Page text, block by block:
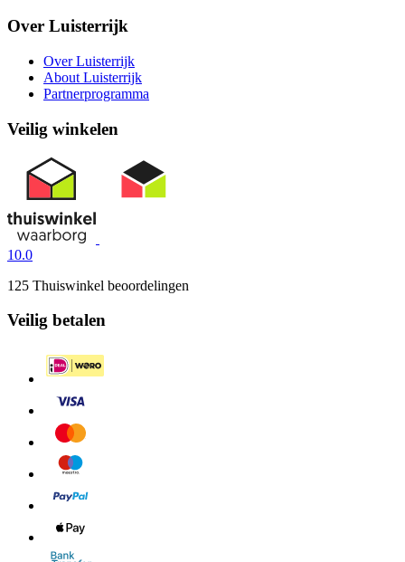
Over Luisterrijk
Over Luisterrijk
About Luisterrijk
Partnerprogramma
Veilig winkelen
10.0
125 Thuiswinkel beoordelingen
Veilig betalen